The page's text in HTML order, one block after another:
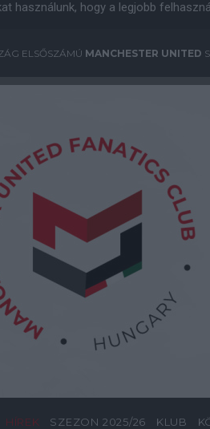
használunk, hogy a legjobb
ELSŐSZÁMÚ MANCHESTER UNITED
HÍREK SZEZON 2025/26 KLUB